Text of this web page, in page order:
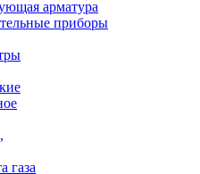
арматура
приборы
газа